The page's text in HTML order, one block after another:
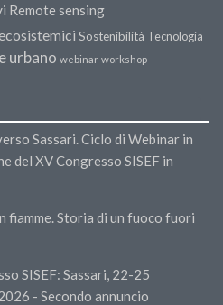
Remote sensing
Sostenibilità Tecnologia
urbano webinar workshop
Sassari. Ciclo di Webinar in
del XV Congresso SISEF in
fiamme. Storia di un fuoco fuori
SISEF: Sassari, 22-25
- Secondo annuncio